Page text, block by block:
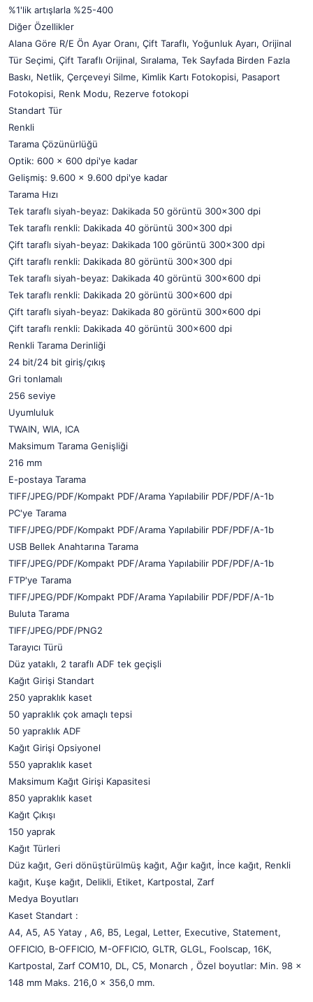
%1'lik artışlarla %25-400
Diğer Özellikler
Alana Göre R/E Ön Ayar Oranı, Çift Taraflı, Yoğunluk Ayarı, Orijinal
Tür Seçimi, Çift Taraflı Orijinal, Sıralama, Tek Sayfada Birden Fazla
Baskı, Netlik, Çerçeveyi Silme, Kimlik Kartı Fotokopisi, Pasaport
Fotokopisi, Renk Modu, Rezerve fotokopi
Standart Tür
Renkli
Tarama Çözünürlüğü
Optik: 600 x 600 dpi'ye kadar
Gelişmiş: 9.600 x 9.600 dpi'ye kadar
Tarama Hızı
Tek taraflı siyah-beyaz: Dakikada 50 görüntü 300x300 dpi
Tek taraflı renkli: Dakikada 40 görüntü 300x300 dpi
Çift taraflı siyah-beyaz: Dakikada 100 görüntü 300x300 dpi
Çift taraflı renkli: Dakikada 80 görüntü 300x300 dpi
Tek taraflı siyah-beyaz: Dakikada 40 görüntü 300x600 dpi
Tek taraflı renkli: Dakikada 20 görüntü 300x600 dpi
Çift taraflı siyah-beyaz: Dakikada 80 görüntü 300x600 dpi
Çift taraflı renkli: Dakikada 40 görüntü 300x600 dpi
Renkli Tarama Derinliği
24 bit/24 bit giriş/çıkış
Gri tonlamalı
256 seviye
Uyumluluk
TWAIN, WIA, ICA
Maksimum Tarama Genişliği
216 mm
E-postaya Tarama
TIFF/JPEG/PDF/Kompakt PDF/Arama Yapılabilir PDF/PDF/A-1b
PC'ye Tarama
TIFF/JPEG/PDF/Kompakt PDF/Arama Yapılabilir PDF/PDF/A-1b
USB Bellek Anahtarına Tarama
TIFF/JPEG/PDF/Kompakt PDF/Arama Yapılabilir PDF/PDF/A-1b
FTP'ye Tarama
TIFF/JPEG/PDF/Kompakt PDF/Arama Yapılabilir PDF/PDF/A-1b
Buluta Tarama
TIFF/JPEG/PDF/PNG2
Tarayıcı Türü
Düz yataklı, 2 taraflı ADF tek geçişli
Kağıt Girişi Standart
250 yapraklık kaset
50 yapraklık çok amaçlı tepsi
50 yapraklık ADF
Kağıt Girişi Opsiyonel
550 yapraklık kaset
Maksimum Kağıt Girişi Kapasitesi
850 yapraklık kaset
Kağıt Çıkışı
150 yaprak
Kağıt Türleri
Düz kağıt, Geri dönüştürülmüş kağıt, Ağır kağıt, İnce kağıt, Renkli
kağıt, Kuşe kağıt, Delikli, Etiket, Kartpostal, Zarf
Medya Boyutları
Kaset Standart :
A4, A5, A5 Yatay , A6, B5, Legal, Letter, Executive, Statement,
OFFICIO, B-OFFICIO, M-OFFICIO, GLTR, GLGL, Foolscap, 16K,
Kartpostal, Zarf COM10, DL, C5, Monarch , Özel boyutlar: Min. 98 x
148 mm Maks. 216,0 x 356,0 mm.